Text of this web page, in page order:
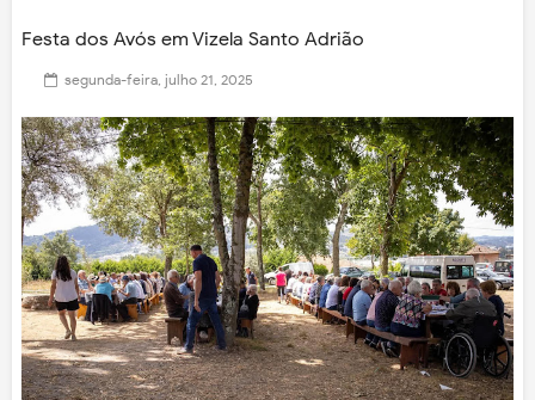
Festa dos Avós em Vizela Santo Adrião
segunda-feira, julho 21, 2025